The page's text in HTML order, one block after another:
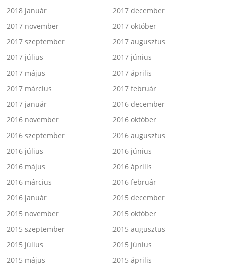
2018 január
2017 december
2017 november
2017 október
2017 szeptember
2017 augusztus
2017 július
2017 június
2017 május
2017 április
2017 március
2017 február
2017 január
2016 december
2016 november
2016 október
2016 szeptember
2016 augusztus
2016 július
2016 június
2016 május
2016 április
2016 március
2016 február
2016 január
2015 december
2015 november
2015 október
2015 szeptember
2015 augusztus
2015 július
2015 június
2015 május
2015 április